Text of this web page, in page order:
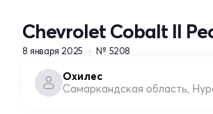
Chevrolet Cobalt II
8 января 2025 № 5208
Охилес